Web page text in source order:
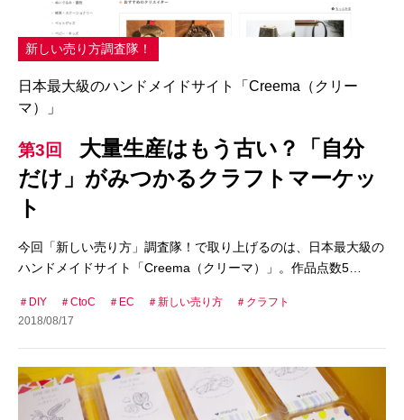
新しい売り方調査隊！
日本最大級のハンドメイドサイト「Creema（クリー
マ）」
第3回
大量生産はもう古い？「自分
だけ」がみつかるクラフトマーケッ
ト
今回「新しい売り方」調査隊！で取り上げるのは、日本最大級の
ハンドメイドサイト「Creema（クリーマ）」。作品点数5…
DIY CtoC EC 新しい売り方
クラフト
2018/08/17